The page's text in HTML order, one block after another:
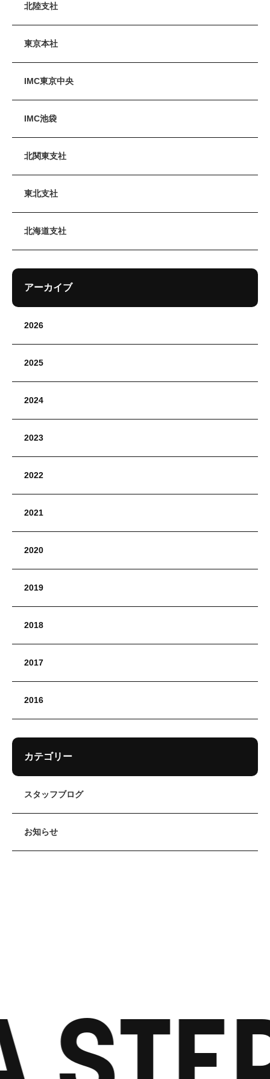
北陸支社
東京本社
IMC東京中央
IMC池袋
北関東支社
東北支社
北海道支社
アーカイブ
2026
2025
2024
2023
2022
2021
2020
2019
2018
2017
2016
カテゴリー
スタッフブログ
お知らせ